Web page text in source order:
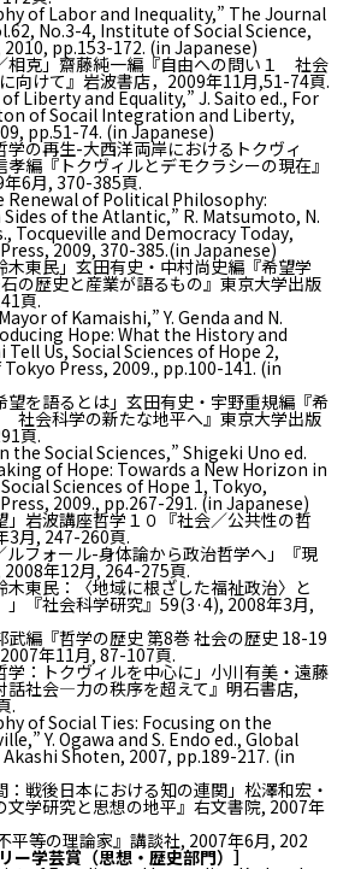
of Labor and Inequality,” The Journal
No.3-4, Institute of Social Science,
pp.153-172. (in Japanese)
相克」齋藤純一編『自由への問い１ 社会
向けて』岩波書店，2009年11月,51-74頁.
Liberty and Equality,” J. Saito ed., For
of Socail Integration and Liberty,
pp.51-74. (in Japanese)
学の再生-大西洋両岸におけるトクヴィ
編『トクヴィルとデモクラシーの現在』
6月, 370-385頁.
Renewal of Political Philosophy:
of the Atlantic,” R. Matsumoto, N.
Tocqueville and Democracy Today,
2009, 370-385.(in Japanese)
木東民」玄田有史・中村尚史編『希望学
の歴史と産業が語るもの』東京大学出版
頁.
of Kamaishi,” Y. Genda and N.
Hope: What the History and
Us, Social Sciences of Hope 2,
Press, 2009., pp.100-141. (in
望を語るとは」玄田有史・宇野重規編『希
社会科学の新たな地平へ』東京大学出版
頁.
the Social Sciences,” Shigeki Uno ed.
of Hope: Towards a New Horizon in
Sciences of Hope 1, Tokyo,
2009., pp.267-291. (in Japanese)
」岩波講座哲学１０『社会／公共性の哲
3月, 247-260頁.
ルフォール-身体論から政治哲学へ」『現
年12月, 264-275頁.
木東民：〈地域に根ざした福祉政治〉と
」『社会科学研究』59(3·4), 2008年3月,
武編『哲学の歴史 第8巻 社会の歴史 18-19
年11月, 87-107頁.
学：トクヴィルを中心に」小川有美・遠藤
話社会—力の秩序を超えて』明石書店,
.
of Social Ties: Focusing on the
Y. Ogawa and S. Endo ed., Global
Akashi Shoten, 2007, pp.189-217. (in
：戦後日本における知の連関」松澤和宏・
文学研究と思想の地平』右文書院, 2007年
平等の理論家』講談社, 2007年6月, 202
ー学芸賞（思想・歴史部門）］